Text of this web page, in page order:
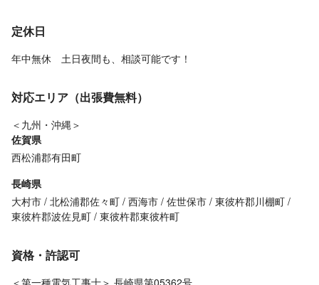
定休日
年中無休 土日夜間も、相談可能です！
対応エリア（出張費無料）
＜九州・沖縄＞
佐賀県
西松浦郡有田町
長崎県
大村市 北松浦郡佐々町 西海市 佐世保市 東彼杵郡川棚町
東彼杵郡波佐見町 東彼杵郡東彼杵町
資格・許認可